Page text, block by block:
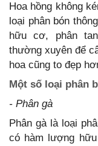
Hoa hồng không
loại phân bón
hữu cơ, phân
thường xuyên để
hoa cũng to đẹp
Một số loại phân
- Phân gà
Phân gà là loại
có hàm lượng